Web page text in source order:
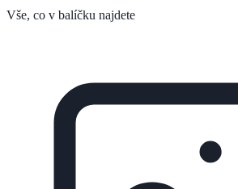
Vše, co v balíčku najdete